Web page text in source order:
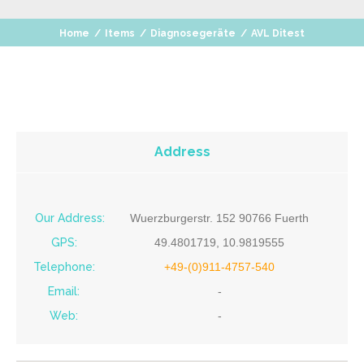
Home / Items / Diagnosegeräte / AVL Ditest
Address
Our Address:
Wuerzburgerstr. 152 90766 Fuerth
GPS:
49.4801719, 10.9819555
Telephone:
+49-(0)911-4757-540
Email:
-
Web:
-